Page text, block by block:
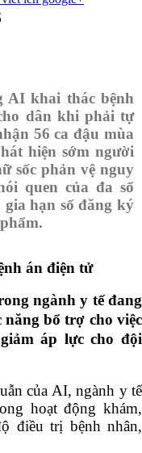
AI khai thác bệnh
dân khi phải tự
56 ca đậu mùa
hiện sớm người
sốc phản vệ nguy
quen của đa số
hạn số đăng ký
án điện tử
ngành y tế đang
bổ trợ cho việc
áp lực cho đội
của AI, ngành y tế
hoạt động khám,
điều trị bệnh nhân,